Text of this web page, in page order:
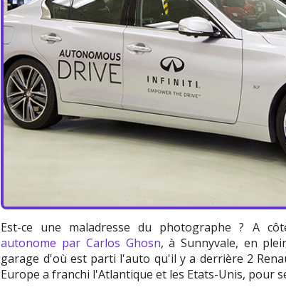
Est-ce une maladresse du photographe ? A
autonome par Carlos Ghosn, à Sunnyvale, en
garage d'où est parti l'auto qu'il y a derrière 2
Europe a franchi l'Atlantique et les Etats-Unis, pour